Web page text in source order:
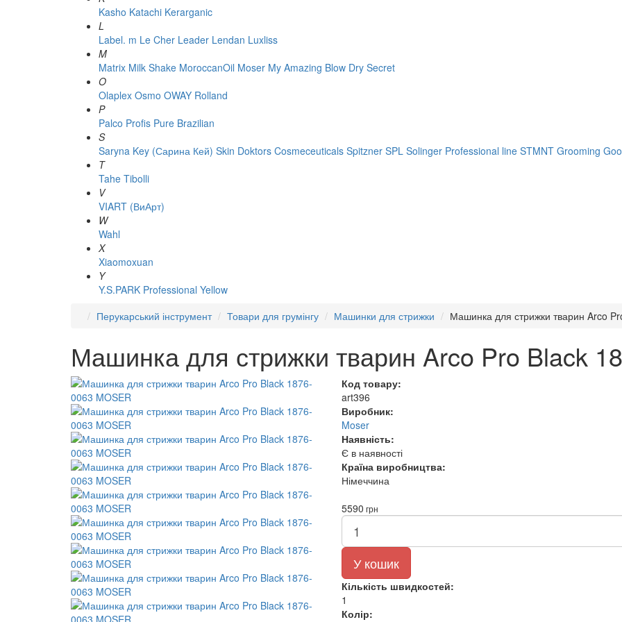
Kasho Katachi Kerarganic
L
Label. m Le Cher Leader Lendan Luxliss
M
Matrix Milk Shake MoroccanOil Moser My Amazing Blow Dry Secret
O
Olaplex Osmo OWAY Rolland
P
Palco Profis Pure Brazilian
S
Saryna Key (Сарина Кей) Skin Doktors Cosmeceuticals Spitzner SPL Solinger Professional line STMNT Grooming
T
Tahe Tibolli
V
VIART (ВиАрт)
W
Wahl
X
Xiaomoxuan
Y
Y.S.PARK Professional Yellow
Перукарський інструмент
Товари для грумінгу Машинки для стрижки Машинка для стрижки тварин Arco
Машинка для стрижки тварин Arco Pro Black
Код товару:
art396
Виробник:
Moser
Наявність:
Є в наявності
Країна виробництва:
Німеччина
5590 грн
У кошик
Кількість швидкостей:
1
Колір: